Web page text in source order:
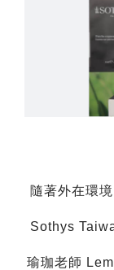
隨著外在環
Sothys
瑜珈老師